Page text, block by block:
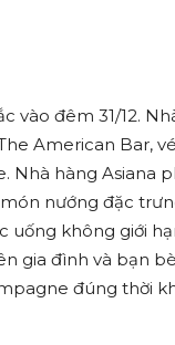
vào đêm 31/12.
American Bar,
Nhà hàng Asiana
nướng đặc
uống không giới
gia đình và bạn
đúng thời